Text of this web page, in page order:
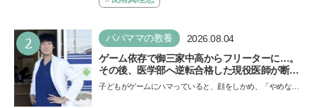
2 パパママの教養 2026.08.04
ゲーム依存で御三家中高からフリーターに…。
その後、医学部へ逆転合格した現役医師が断言
「ゲームの経験が受験勉強に役立った」そう考
子どもがゲームにハマっていると、顔をしかめ、「やめなさ